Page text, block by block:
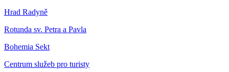
Hrad Radyně
Rotunda sv. Petra a Pavla
Bohemia Sekt
Centrum služeb pro turisty